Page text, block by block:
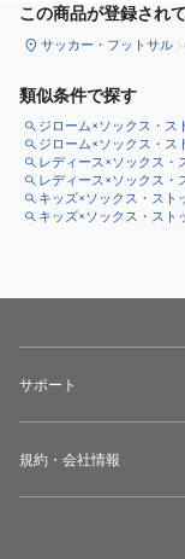
この商品が登録され
サッカー・フットサル
類似条件で探す
ジローム×ソックス・ス
ジローム×ソックス・ス
レディース×ソックス・
レディース×ソックス・
キッズ×ソックス・スト
キッズ×ソックス・スト
サポート
規約・会社情報